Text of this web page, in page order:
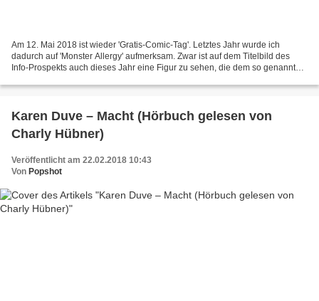
Am 12. Mai 2018 ist wieder 'Gratis-Comic-Tag'. Letztes Jahr wurde ich
dadurch auf 'Monster Allergy' aufmerksam. Zwar ist auf dem Titelbild des
Info-Prospekts auch dieses Jahr eine Figur zu sehen, die dem so genannten
Karen Duve – Macht (Hörbuch gelesen von
Charly Hübner)
Veröffentlicht am 22.02.2018 10:43
Von Popshot